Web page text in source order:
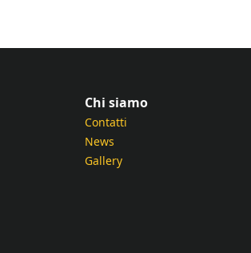
Chi siamo
Contatti
News
Gallery